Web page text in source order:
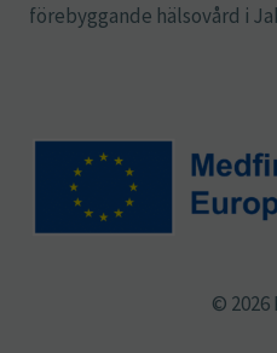
förebyggande hälsovård i
© 2026